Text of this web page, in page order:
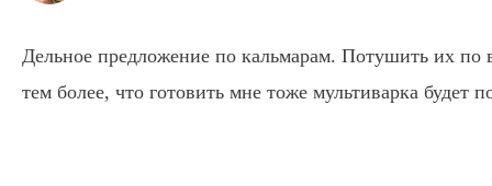
Дельное предложение по кальмарам. Потушить их по
тем более, что готовить мне тоже мультиварка будет